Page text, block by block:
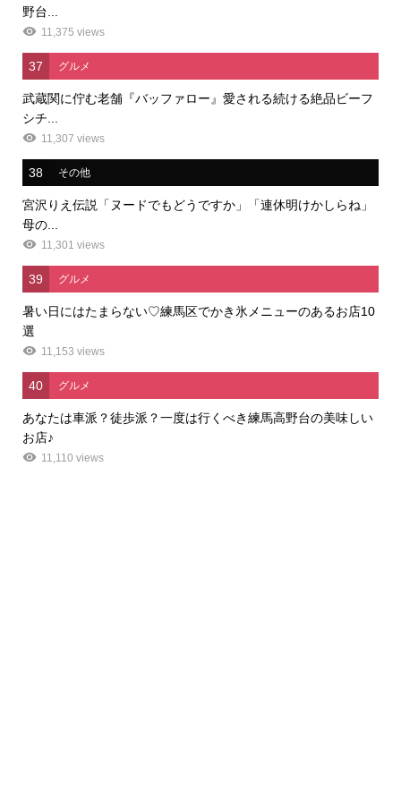
野台...
11,375 views
37 グルメ
武蔵関に佇む老舗『バッファロー』愛される続ける絶品ビーフ
シチ...
11,307 views
38 その他
宮沢りえ伝説「ヌードでもどうですか」「連休明けかしらね」
母の...
11,301 views
39 グルメ
暑い日にはたまらない♡練馬区でかき氷メニューのあるお店10
選
11,153 views
40 グルメ
あなたは車派？徒歩派？一度は行くべき練馬高野台の美味しい
お店♪
11,110 views